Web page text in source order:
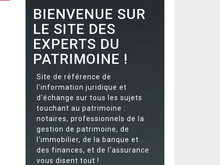
BIENVENUE SUR
LE SITE DES
EXPERTS DU
PATRIMOINE !
Site de référence de
l'information juridique et
d'échange sur tous les sujets
touchant au patrimoine :
notaires, professionnels de la
gestion de patrimoine, de
l'immobilier, de la banque et
des finances, et de l'assurance
vous disent tout !